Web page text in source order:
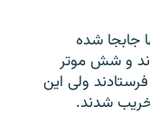
جابجا شده
و شش موتر
ولی این
شدند.